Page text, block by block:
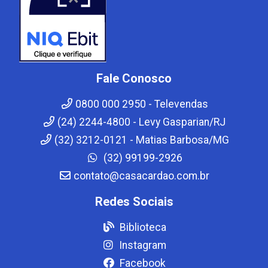
Fale Conosco
0800 000 2950 - Televendas
(24) 2244-4800 - Levy Gasparian/RJ
(32) 3212-0121 - Matias Barbosa/MG
(32) 99199-2926
contato@casacardao.com.br
Redes Sociais
Biblioteca
Instagram
Facebook